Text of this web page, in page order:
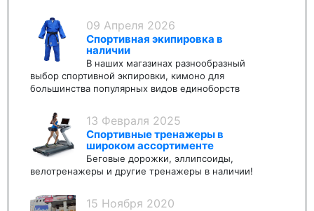
09 Апреля 2026
Спортивная экипировка в
наличии
В наших магазинах разнообразный
выбор спортивной экпировки, кимоно для
большинства популярных видов единоборств
13 Февраля 2025
Спортивные тренажеры в
широком ассортименте
Беговые дорожки, эллипсоиды,
велотренажеры и другие тренажеры в наличии!
15 Ноября 2020